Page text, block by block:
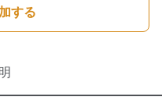
する